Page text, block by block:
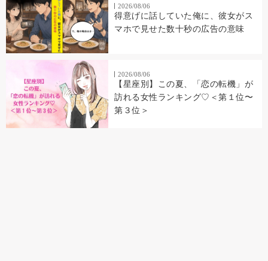
2026/08/06
得意げに話していた俺に、彼女がス
マホで見せた数十秒の広告の意味
2026/08/06
【星座別】この夏、「恋の転機」が
訪れる女性ランキング♡＜第１位〜
第３位＞